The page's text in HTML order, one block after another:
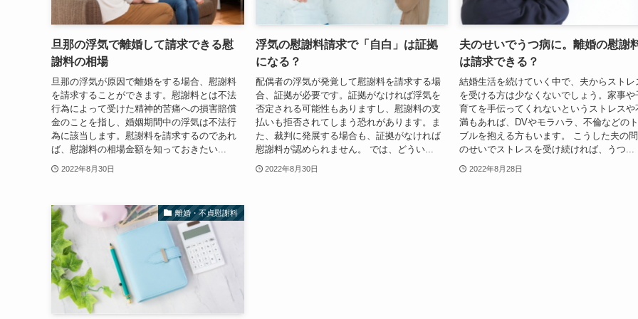
旦那の浮気で離婚して請求できる慰
謝料の相場
旦那の浮気が原因で離婚をする場合、慰謝料
を請求することができます。慰謝料とは不法
行為によって受けた精神的苦痛への損害賠償
金のことを指し、婚姻期間中の浮気は不法行
為に該当します。慰謝料を請求するのであれ
ば、慰謝料の相場金額を知っておきたい...
2022年8月30日
浮気の慰謝料請求で「自白」は証拠
になる？
配偶者の浮気が発覚して慰謝料を請求する場
合、証拠が必要です。証拠がなければ浮気を
否定される可能性もありますし、慰謝料の支
払いも拒否されてしまう恐れがあります。ま
た、裁判に発展する場合も、証拠がなければ
慰謝料が認められません。 では、どうい...
2022年8月30日
夫のせいでうつ病に。離婚の慰謝
は請求できる？
結婚生活を続けていく中で、夫からストレ
を受ける方は少なくないでしょう。家事や
育てを手伝ってくれないというストレスや
満もあれば、DVやモラハラ、不倫などの
ブルを抱える方もいます。 こうした夫の
のせいでストレスを受け続ければ、うつ...
2022年8月28日
離婚・不貞慰謝料